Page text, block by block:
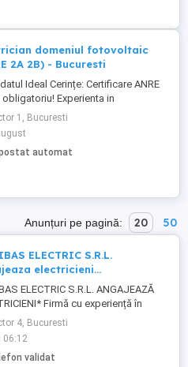
domeniul fotovoltaic
2A 2B) - Bucuresti
Ideal Cerințe: Certificare ANRE
obligatoriu! Experienta in
foarte importanta. Permis
B. Disponibilitate pentru
si interventii urgente (in afara
dupa caz). Autonomie,
1, Bucuresti
automat
Anunțuri pe pagină: 20 50
ELECTRIC S.R.L.
electricieni...
ELECTRIC S.R.L. ANGAJEAZĂ
Firmă cu experiență în
electrice industriale și
în plină dezvoltare, caută
noi în echipă. *Posturi disponibile:*
Industrial 2. Electrician
4, Bucuresti
06:12
validat